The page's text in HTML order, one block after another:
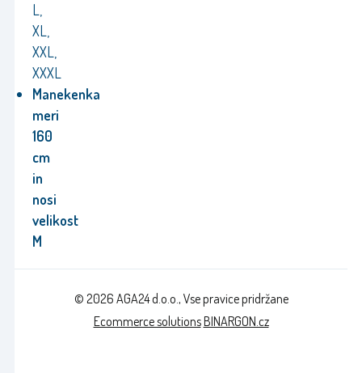
L,
XL,
XXL,
XXXL
Manekenka
meri
160
cm
in
nosi
velikost
M
© 2026 AGA24 d.o.o., Vse pravice pridržane
Ecommerce solutionsBINARGON.cz